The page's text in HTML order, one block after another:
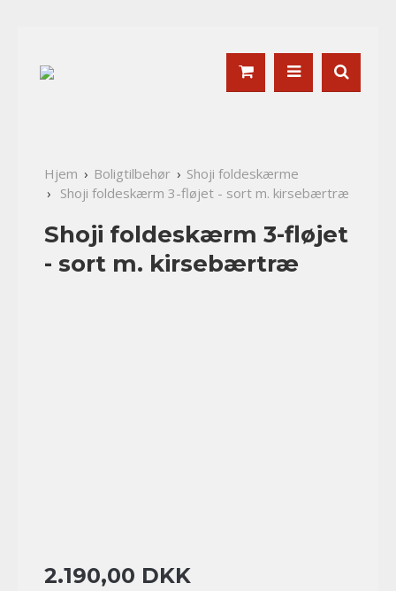
Hjem Boligtilbehør
Shoji foldeskærme
Shoji foldeskærm 3-fløjet - sort m. kirsebærtræ
Shoji foldeskærm 3-fløjet
- sort m. kirsebærtræ
2.190,00 DKK